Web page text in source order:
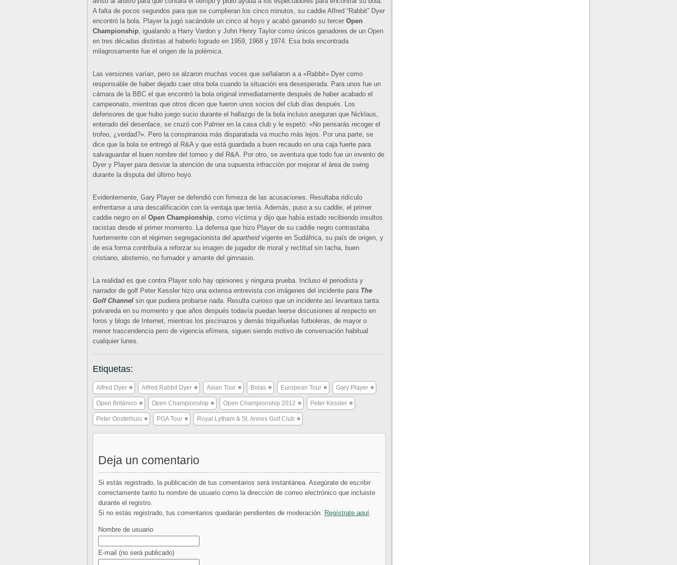
A falta de pocos segundos para que se cumplieran los cinco minutos, su caddie Alfred “Rabbit” Dyer
encontró la bola. Player la jugó sacándole un cinco al hoyo y acabó ganando su tercer Open
Championship, igualando a Harry Vardon y John Henry Taylor como únicos ganadores de un Open
en tres décadas distintas al haberlo logrado en 1959, 1968 y 1974. Esa bola encontrada
milagrosamente fue el origen de la polémica.
Las versiones varían, pero se alzaron muchas voces que señalaron a a «Rabbit» Dyer como
responsable de haber dejado caer otra bola cuando la situación era desesperada. Para unos fue un
cámara de la BBC el que encontró la bola original inmediatamente después de haber acabado el
campeonato, mientras que otros dicen que fueron unos socios del club días después. Los
defensores de que hubo juego sucio durante el hallazgo de la bola incluso aseguran que Nicklaus,
enterado del desenlace, se cruzó con Palmer en la casa club y le espetó: «No pensarás recoger el
trofeo, ¿verdad?». Pero la conspiranoia más disparatada va mucho más lejos. Por una parte, se
dice que la bola se entregó al R&A y que está guardada a buen recaudo en una caja fuerte para
salvaguardar el buen nombre del torneo y del R&A. Por otro, se aventura que todo fue un invento de
Dyer y Player para desviar la atención de una supuesta infracción por mejorar el área de swing
durante la disputa del último hoyo.
Evidentemente, Gary Player se defendió con firmeza de las acusaciones. Resultaba ridículo
enfrentarse a una descalificación con la ventaja que tenía. Además, puso a su caddie, el primer
caddie negro en el Open Championship, como víctima y dijo que había estado recibiendo insultos
racistas desde el primer momento. La defensa que hizo Player de su caddie negro contrastaba
fuertemente con el régimen segregacionista del apartheid vigente en Sudáfrica, su país de origen, y
de esa forma contribuía a reforzar su imagen de jugador de moral y rectitud sin tacha, buen
cristiano, abstemio, no fumador y amante del gimnasio.
La realidad es que contra Player solo hay opiniones y ninguna prueba. Incluso el periodista y
narrador de golf Peter Kessler hizo una extensa entrevista con imágenes del incidente para The
Golf Channel sin que pudiera probarse nada. Resulta curioso que un incidente así levantara tanta
polvareda en su momento y que años después todavía puedan leerse discusiones al respecto en
foros y blogs de Internet, mientras los piscinazos y demás triquiñuelas futboleras, de mayor o
menor trascendencia pero de vigencia efímera, siguen siendo motivo de conversación habitual
cualquier lunes.
Etiquetas:
Alfred Dyer Alfred Rabbit Dyer Asian Tour Bolas European Tour Gary Player
Open Británico Open Championship Open Championship 2012 Peter Kessler
Peter Oosterhuis PGA Tour Royal Lytham & St. Annes Golf Club
Deja un comentario
Si estás registrado, la publicación de tus comentarios será instantánea. Asegúrate de escribir
correctamente tanto tu nombre de usuario como la dirección de correo electrónico que incluiste
durante el registro.
Si no estás registrado, tus comentarios quedarán pendientes de moderación. Regístrate aquí.
Nombre de usuario
E-mail (no será publicado)